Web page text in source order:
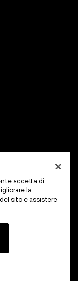
accetta di
la
sito e assistere